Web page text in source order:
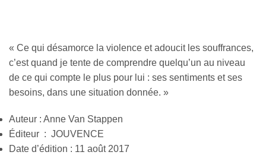
« Ce qui désamorce la violence et adoucit les souffrances,
c’est quand je tente de comprendre quelqu’un au niveau
de ce qui compte le plus pour lui : ses sentiments et ses
besoins, dans une situation donnée. »
Auteur : Anne Van Stappen
Éditeur ‏ : ‎ JOUVENCE
Date d’édition : 11 août 2017